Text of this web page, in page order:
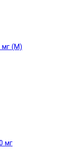
мг (М)
мг